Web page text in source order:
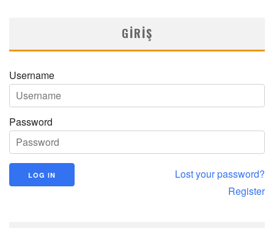
GIRIŞ
Username
Password
Lost your password?
Register